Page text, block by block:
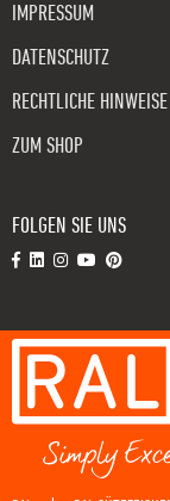
IMPRESSUM
DATENSCHUTZ
RECHTLICHE HINWEISE
ZUM SHOP
FOLGEN SIE UNS